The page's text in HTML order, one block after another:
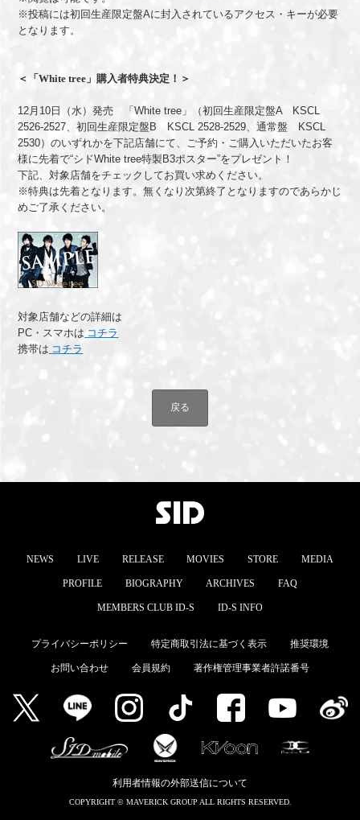
※投稿には初回生産限定盤Aに封入されているアクセス・キーが必要
となります。
＜「White tree」購入者特典決定！＞
12月10日（水）発売 「White tree」（初回生産限定盤A KSCL
2526-2527、初回生産限定盤B KSCL 2528-2529、通常盤 KSCL
2530）のいずれかを下記店舗にて、ご予約・ご購入いただいたお客
様に先着で“シドWhite tree特製B3ポスター”をプレゼント！
下記、対象店舗をチェックしてお買い求めください。
※特典は先着となります。無くなり次第終了となりますのであらかじ
めご了承ください。
対象店舗などの詳細は
PC・スマホは コチラ
携帯は コチラ
戻る
NEWS LIVE RELEASE MOVIES STORE MEDIA
PROFILE BIOGRAPHY ARCHIVES FAQ
MEMBERS CLUB ID-S ID-S INFO
プライバシーポリシー 特定商取引法に基づく表示 推奨環境
お問い合わせ 会員規約 著作権管理事業者許諾番号
利用者情報の外部送信について
COPYRIGHT © MAVERICK GROUP ALL RIGHTS RESERVED.